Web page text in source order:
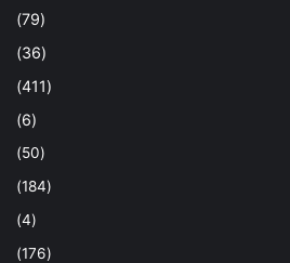
(79)
(36)
(411)
(6)
(50)
(184)
(4)
(176)